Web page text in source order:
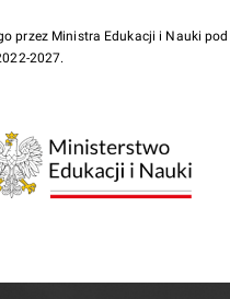
Ministra Edukacji i Nauki
2027.